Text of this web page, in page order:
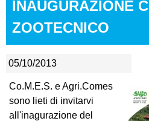
INAUGURAZIONE
ZOOTECNICO
05/10/2013
Co.M.E.S. e Agri.Comes
sono lieti di invitarvi
all'inagurazione del